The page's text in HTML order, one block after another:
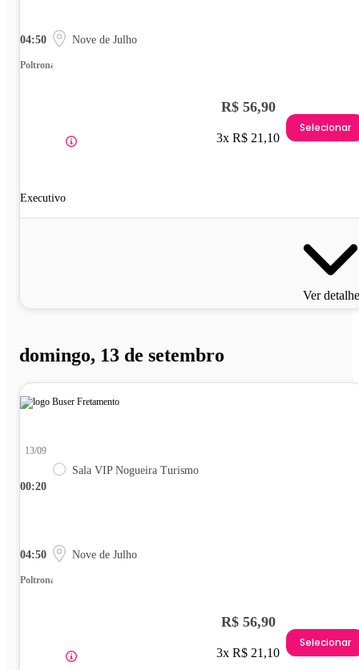
04:50 Nove de Julho
Poltrona
Executivo
R$ 56,90
3x R$ 21,10
Selecionar
Ver
domingo, 13 de setembro
00:20
13/09
Sala VIP Nogueira Turismo
04:50 Nove de Julho
Poltrona
R$ 56,90
3x R$ 21,10
Selecionar